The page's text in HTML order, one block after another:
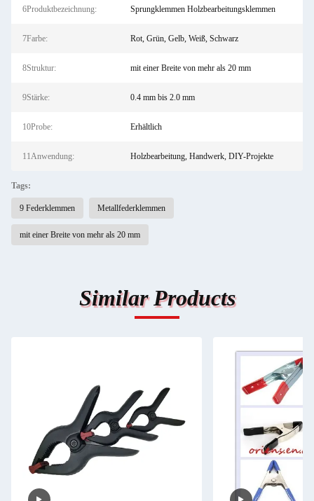
6Produktbezeichnung: Sprungklemmen Holzbearbeitungsklemmen
7Farbe: Rot, Grün, Gelb, Weiß, Schwarz
8Struktur: mit einer Breite von mehr als 20 mm
9Stärke: 0.4 mm bis 2.0 mm
10Probe: Erhältlich
11Anwendung: Holzbearbeitung, Handwerk, DIY-Projekte
Tags:
9 Federklemmen Metallfederklemmen
mit einer Breite von mehr als 20 mm
Similar Products